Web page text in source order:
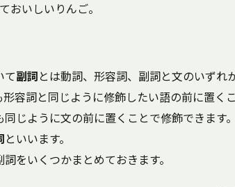
おいしいりんご。
て副詞 とは動詞、形容詞、副詞と文のいずれ
形容詞と同じように修飾したい語の前に置く
同じように文の前に置くことで修飾できます
といいます。
をいくつかまとめておきます。